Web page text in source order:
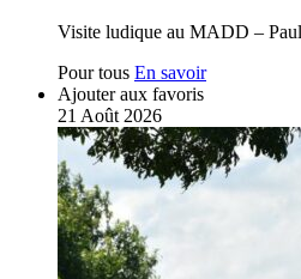
Visite ludique au MADD –
Pour tous En savoir
Ajouter aux favoris
21 Août 2026